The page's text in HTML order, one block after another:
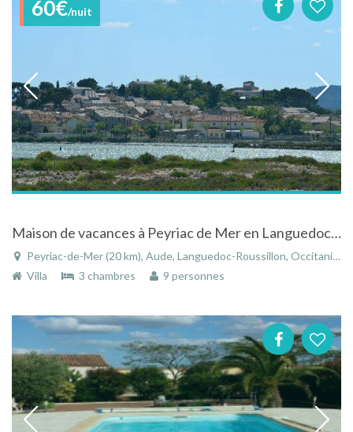
60€/nuit
Maison de vacances à Peyriac de Mer en Languedoc Roussillon
Peyriac-de-Mer (20 km), Aude, Languedoc-Roussillon, Occitanie, France
Villa
3 chambres 9 personnes